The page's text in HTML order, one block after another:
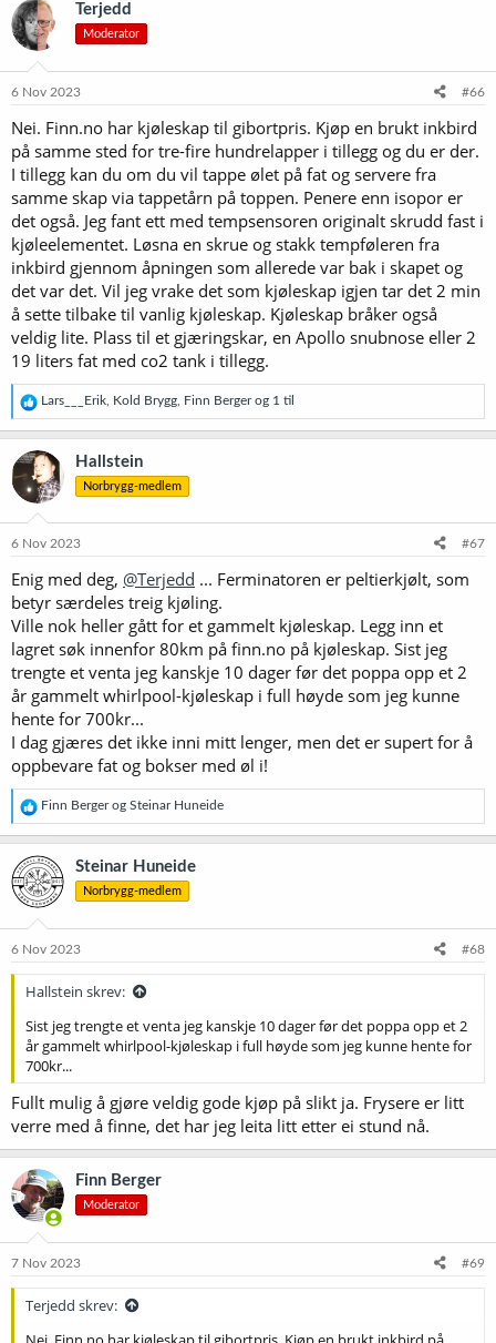
n
e
:
Terjedd
Moderator
6 Nov 2023 #66
Nei. Finn.no har kjøleskap til gibortpris. Kjøp en brukt inkbird
på samme sted for tre-fire hundrelapper i tillegg og du er der.
I tillegg kan du om du vil tappe ølet på fat og servere fra
samme skap via tappetårn på toppen. Penere enn isopor er
det også. Jeg fant ett med tempsensoren originalt skrudd fast i
kjøleelementet. Løsna en skrue og stakk tempføleren fra
inkbird gjennom åpningen som allerede var bak i skapet og
det var det. Vil jeg vrake det som kjøleskap igjen tar det 2 min
å sette tilbake til vanlig kjøleskap. Kjøleskap bråker også
veldig lite. Plass til et gjæringskar, en Apollo snubnose eller 2
19 liters fat med co2 tank i tillegg.
R
e
a
k
s
j
o
e
:
Lars___Erik Kold Brygg Finn Bergerog 1 til
Hallstein
Norbrygg-medlem
6 Nov 2023 #67
Enig med deg, @Terjedd ... Ferminatoren er peltierkjølt, som
betyr særdeles treig kjøling.
Ville nok heller gått for et gammelt kjøleskap. Legg inn et
lagret søk innenfor 80km på finn.no på kjøleskap. Sist jeg
trengte et venta jeg kanskje 10 dager før det poppa opp et 2
år gammelt whirlpool-kjøleskap i full høyde som jeg kunne
hente for 700kr...
I dag gjæres det ikke inni mitt lenger, men det er supert for å
oppbevare fat og bokser med øl i!
R
e
a
k
s
j
o
e
Finn Bergerog Steinar Huneide
Steinar Huneide
Norbrygg-medlem
6 Nov 2023 #68
Hallstein skrev:
Sist jeg trengte et venta jeg kanskje 10 dager før det poppa opp et 2
år gammelt whirlpool-kjøleskap i full høyde som jeg kunne hente for
700kr...
Fullt mulig å gjøre veldig gode kjøp på slikt ja. Frysere er litt
verre med å finne, det har jeg leita litt etter ei stund nå.
Finn Berger
Moderator
7 Nov 2023 #69
Terjedd skrev: